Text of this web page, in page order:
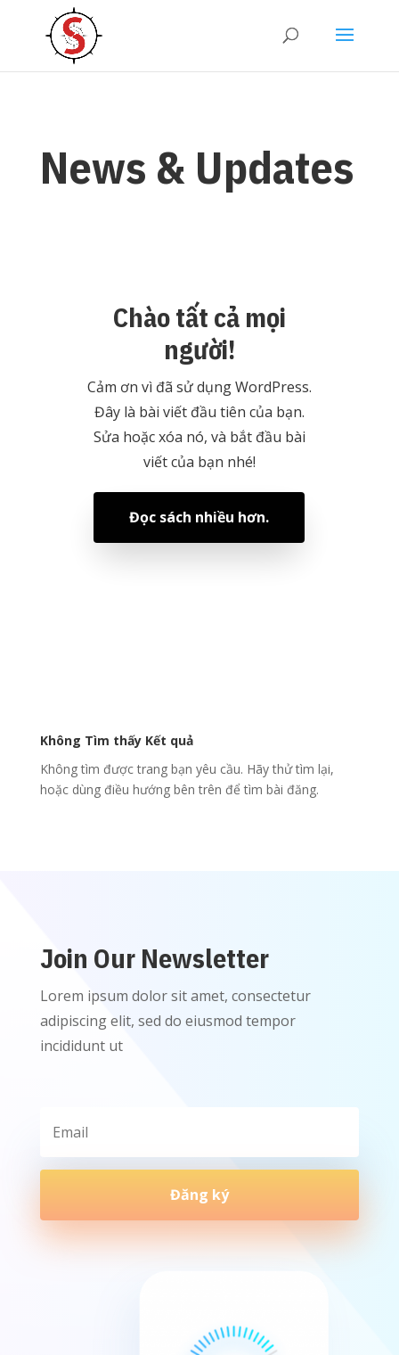
News & Updates
Chào tất cả mọi
người!
Cảm ơn vì đã sử dụng WordPress.
Đây là bài viết đầu tiên của bạn.
Sửa hoặc xóa nó, và bắt đầu bài
viết của bạn nhé!
Đọc sách nhiều hơn.
Không Tìm thấy Kết quả
Không tìm được trang bạn yêu cầu. Hãy thử tìm lại,
hoặc dùng điều hướng bên trên để tìm bài đăng.
Join Our Newsletter
Lorem ipsum dolor sit amet, consectetur
adipiscing elit, sed do eiusmod tempor
incididunt ut
Đăng ký